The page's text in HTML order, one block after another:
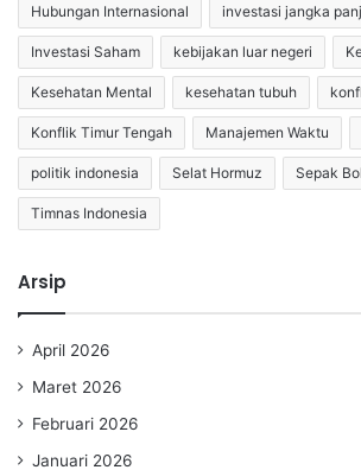
Hubungan Internasional investasi jangka
Investasi Saham kebijakan luar negeri
Kesehatan Mental kesehatan tubuh
Konflik Timur Tengah Manajemen Waktu
politik indonesia Selat Hormuz Sepak
Timnas Indonesia
Arsip
April 2026
Maret 2026
Februari 2026
Januari 2026